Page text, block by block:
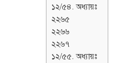
১২/৫৪. অধ্যায়ঃ
২২৬৫
২২৬৬
২২৬৭
১২/৫৫. অধ্যায়ঃ